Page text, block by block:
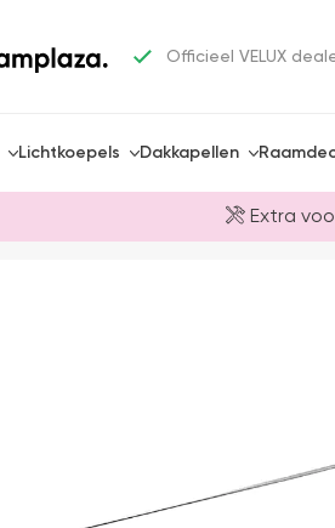
Officieel VELUX
Lichtkoepels Dakkapellen
Extra